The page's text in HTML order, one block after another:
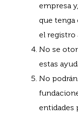
empresa
que
el registro
No se
estas
No
entidades